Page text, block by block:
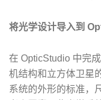
将光学设计导入到
在 OpticStudio 中完
机结构和立方体卫星
系统的外形的标准，